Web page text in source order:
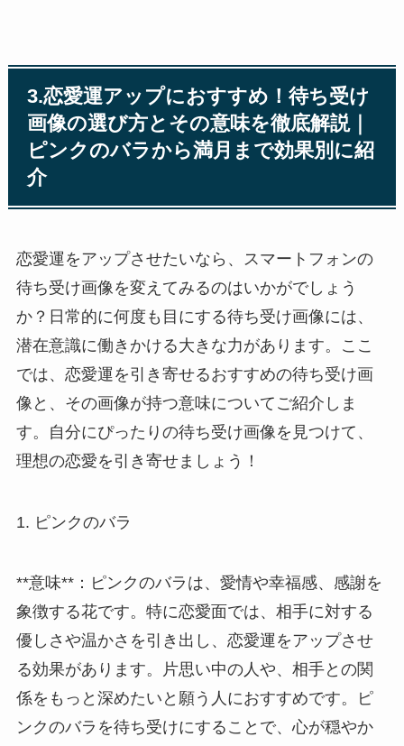
3.恋愛運アップにおすすめ！待ち受け
画像の選び方とその意味を徹底解説｜
ピンクのバラから満月まで効果別に紹
介
恋愛運をアップさせたいなら、スマートフォンの
待ち受け画像を変えてみるのはいかがでしょう
か？日常的に何度も目にする待ち受け画像には、
潜在意識に働きかける大きな力があります。ここ
では、恋愛運を引き寄せるおすすめの待ち受け画
像と、その画像が持つ意味についてご紹介しま
す。自分にぴったりの待ち受け画像を見つけて、
理想の恋愛を引き寄せましょう！
1. ピンクのバラ
**意味**：ピンクのバラは、愛情や幸福感、感謝を
象徴する花です。特に恋愛面では、相手に対する
優しさや温かさを引き出し、恋愛運をアップさせ
る効果があります。片思い中の人や、相手との関
係をもっと深めたいと願う人におすすめです。ピ
ンクのバラを待ち受けにすることで、心が穏やか